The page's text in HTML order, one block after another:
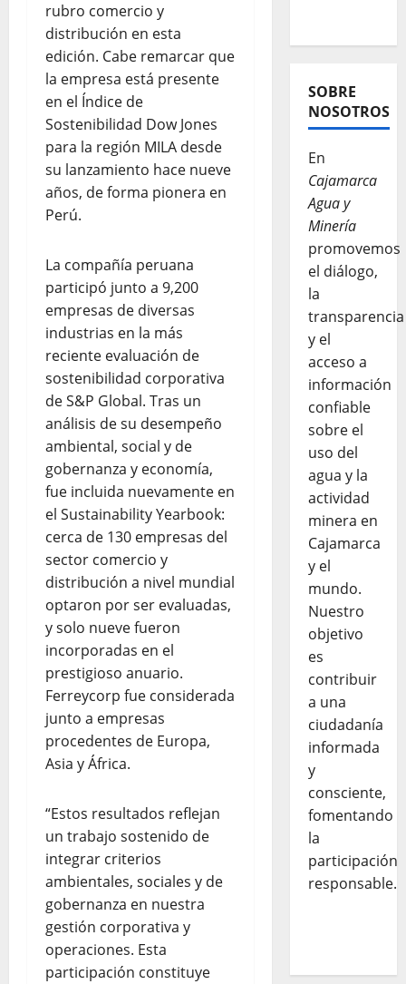
rubro comercio y
distribución en esta
edición. Cabe remarcar que
la empresa está presente
en el Índice de
Sostenibilidad Dow Jones
para la región MILA desde
su lanzamiento hace nueve
años, de forma pionera en
Perú.
La compañía peruana
participó junto a 9,200
empresas de diversas
industrias en la más
reciente evaluación de
sostenibilidad corporativa
de S&P Global. Tras un
análisis de su desempeño
ambiental, social y de
gobernanza y economía,
fue incluida nuevamente en
el Sustainability Yearbook:
cerca de 130 empresas del
sector comercio y
distribución a nivel mundial
optaron por ser evaluadas,
y solo nueve fueron
incorporadas en el
prestigioso anuario.
Ferreycorp fue considerada
junto a empresas
procedentes de Europa,
Asia y África.
“Estos resultados reflejan
un trabajo sostenido de
integrar criterios
ambientales, sociales y de
gobernanza en nuestra
gestión corporativa y
operaciones. Esta
participación constituye
SOBRE
NOSOTROS
En
Cajamarca
Agua y
Minería
promovemos
el diálogo,
la
transparencia
y el
acceso a
información
confiable
sobre el
uso del
agua y la
actividad
minera en
Cajamarca
y el
mundo.
Nuestro
objetivo
es
contribuir
a una
ciudadanía
informada
y
consciente,
fomentando
la
participación
responsable.